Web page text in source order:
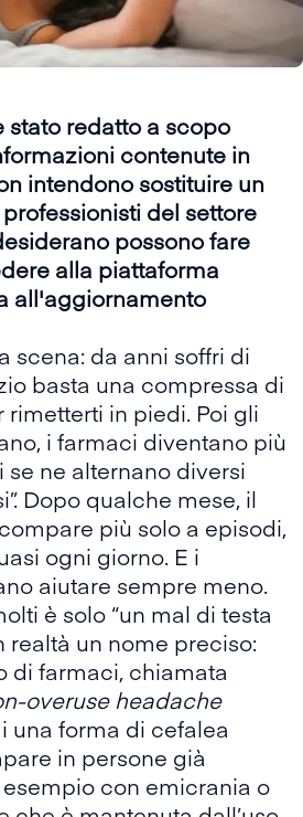
stato redatto a scopo
contenute in
intendono sostituire un
del settore
possono fare
alla piattaforma
all'aggiornamento
scena: da anni soffri di
basta una compressa di
in piedi. Poi gli
i farmaci diventano più
ne alternano diversi
Dopo qualche mese, il
più solo a episodi,
ogni giorno. E i
aiutare sempre meno.
è solo “un mal di testa
realtà un nome preciso:
di farmaci, chiamata
overuse headache
una forma di cefalea
in persone già
con emicrania o